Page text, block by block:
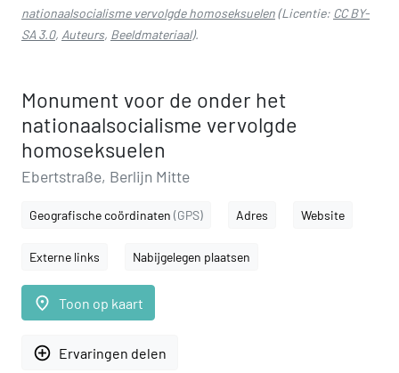
nationaalsocialisme vervolgde homoseksuelen(Licentie: CC BY-
SA 3.0, Auteurs, Beeldmateriaal).
Monument voor de onder het
nationaalsocialisme vervolgde
homoseksuelen
Ebertstraße, Berlijn Mitte
Geografische coördinaten (GPS) Adres Website
Externe links Nabijgelegen plaatsen
place Toon op kaart
add_circle_outline Ervaringen delen